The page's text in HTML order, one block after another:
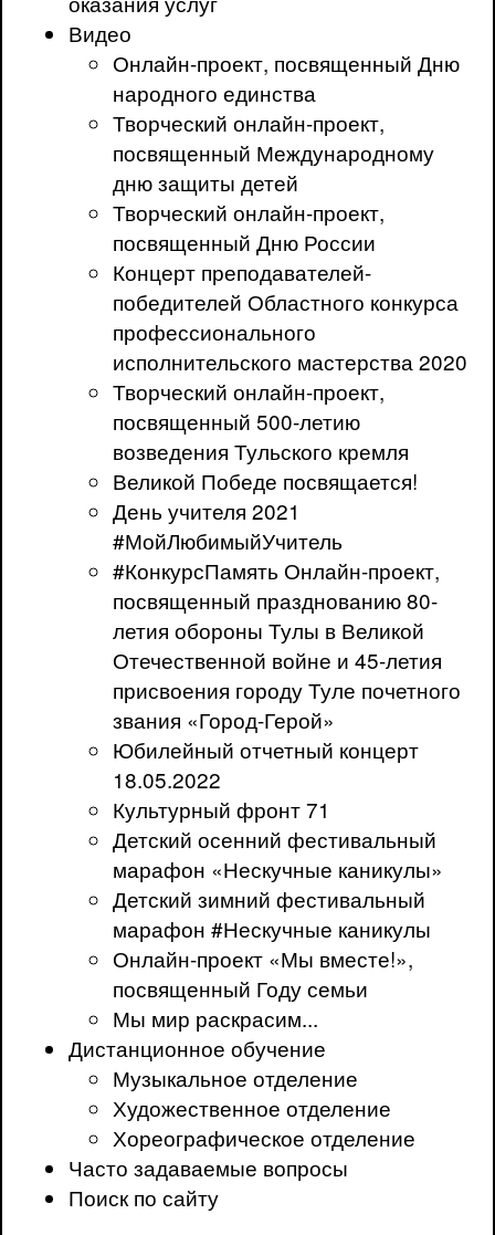
Видео
Онлайн-проект, посвященный Дню
народного единства
Творческий онлайн-проект,
посвященный Международному
дню защиты детей
Творческий онлайн-проект,
посвященный Дню России
Концерт преподавателей-
победителей Областного конкурса
профессионального
исполнительского мастерства 2020
Творческий онлайн-проект,
посвященный 500-летию
возведения Тульского кремля
Великой Победе посвящается!
День учителя 2021
#МойЛюбимыйУчитель
#КонкурсПамять Онлайн-проект,
посвященный празднованию 80-
летия обороны Тулы в Великой
Отечественной войне и 45-летия
присвоения городу Туле почетного
звания «Город-Герой»
Юбилейный отчетный концерт
18.05.2022
Культурный фронт 71
Детский осенний фестивальный
марафон «Нескучные каникулы»
Детский зимний фестивальный
марафон #Нескучные каникулы
Онлайн-проект «Мы вместе!»,
посвященный Году семьи
Мы мир раскрасим...
Дистанционное обучение
Музыкальное отделение
Художественное отделение
Хореографическое отделение
Часто задаваемые вопросы
Поиск по сайту